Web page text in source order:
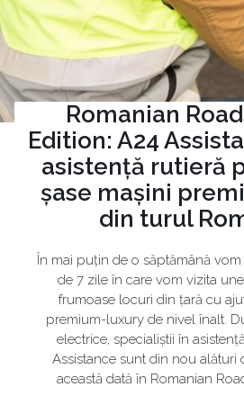
Romanian
Edition: A24
asistență rutieră
șase mașini
din turul
În mai puțin de o săptămână
de 7 zile în care vom vizita
frumoase locuri din țară cu
premium-luxury de nivel înalt.
electrice, specialiștii în
Assistance sunt din nou alături
această dată în Romanian